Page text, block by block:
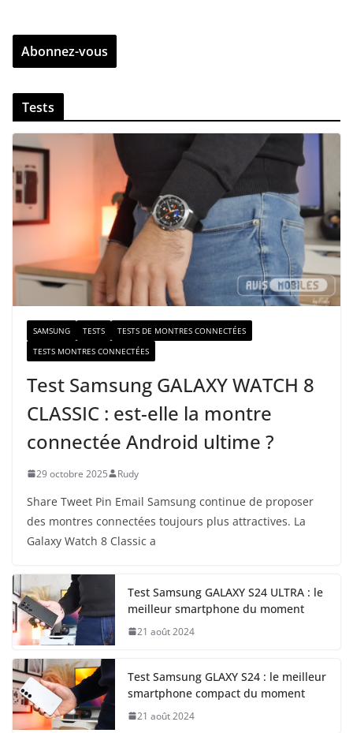
r
z
v
t
r
e
e
m
i
Abonnez-vous
Tests
SAMSUNG TESTS
TESTS DE MONTRES CONNECTÉES
TESTS MONTRES CONNECTÉES
Test Samsung GALAXY WATCH 8
CLASSIC : est-elle la montre
connectée Android ultime ?
29 octobre 2025 Rudy
Share Tweet Pin Email Samsung continue de proposer
des montres connectées toujours plus attractives. La
Galaxy Watch 8 Classic a
Test Samsung GALAXY S24 ULTRA : le
meilleur smartphone du moment
21 août 2024
Test Samsung GLAXY S24 : le meilleur
smartphone compact du moment
21 août 2024